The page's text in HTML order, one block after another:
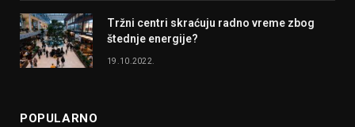
Tržni centri skraćuju radno vreme zbog
štednje energije?
19.10.2022.
POPULARNO